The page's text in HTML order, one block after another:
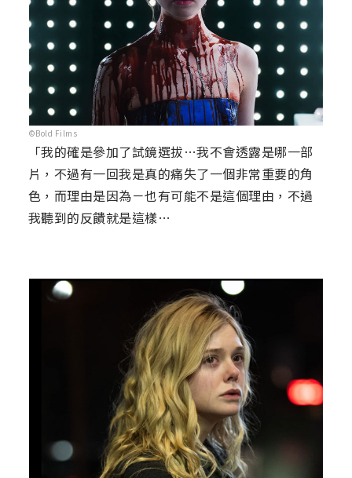
©Bold Films
「我的確是參加了試鏡選拔…我不會透露是哪一部
片，不過有一回我是真的痛失了一個非常重要的角
色，而理由是因為－也有可能不是這個理由，不過
我聽到的反饋就是這樣…